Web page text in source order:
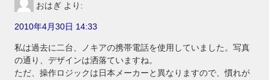
おはぎ より:
2010年4月30日 14:33
私は過去に二台、ノキアの携帯電話を使用していました。写真
の通り、デザインは洒落ていますね。
ただ、操作ロジックは日本メーカーと異なりますので、慣れが